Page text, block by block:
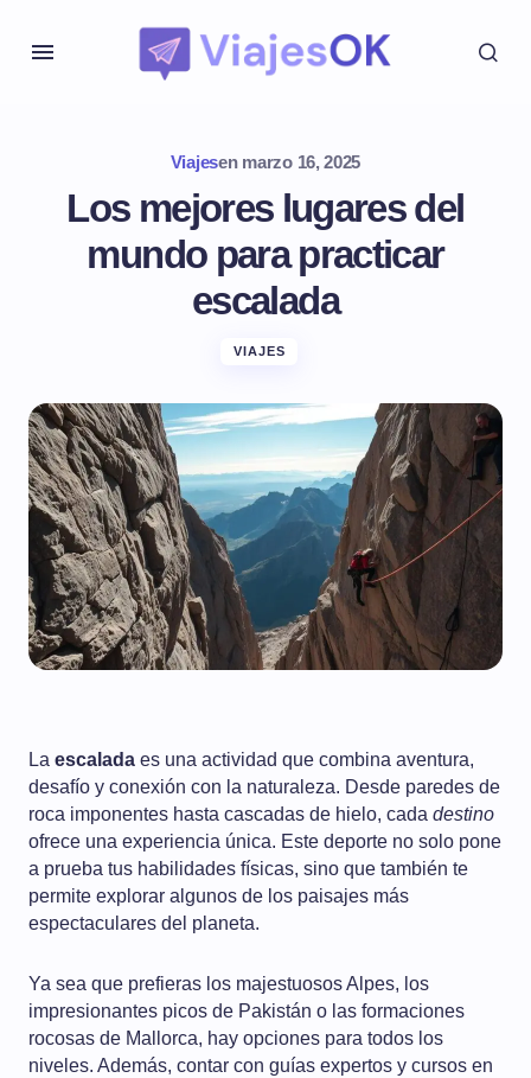
Viajesen marzo 16, 2025
Los mejores lugares del
mundo para practicar
escalada
VIAJES
La escalada es una actividad que combina aventura,
desafío y conexión con la naturaleza. Desde paredes de
roca imponentes hasta cascadas de hielo, cada destino
ofrece una experiencia única. Este deporte no solo pone
a prueba tus habilidades físicas, sino que también te
permite explorar algunos de los paisajes más
espectaculares del planeta.
Ya sea que prefieras los majestuosos Alpes, los
impresionantes picos de Pakistán o las formaciones
rocosas de Mallorca, hay opciones para todos los
niveles. Además, contar con guías expertos y cursos en